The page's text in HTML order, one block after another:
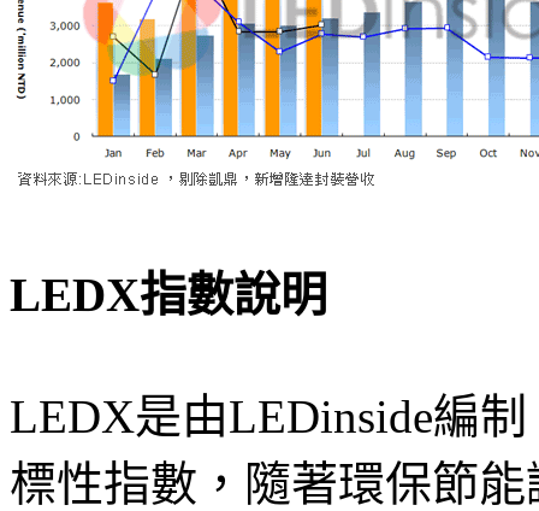
LEDX指數說明
LEDX是由LEDinside編
標性指數，隨著環保節